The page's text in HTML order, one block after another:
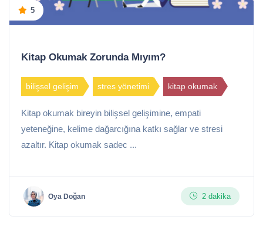
5
Kitap Okumak Zorunda Mıyım?
bilişsel gelişim stres yönetimi kitap okumak
Kitap okumak bireyin bilişsel gelişimine, empati
yeteneğine, kelime dağarcığına katkı sağlar ve stresi
azaltır. Kitap okumak sadec ...
Oya Doğan 2 dakika